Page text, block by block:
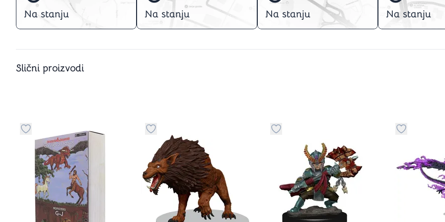
Na stanju Na stanju Na stanju Na stanju
Slični proizvodi
Dugme za dodavanje stvari u kategoriju omiljenoDugme za dodavanje stvari u kategoriju omiljenoDugme za dodavanje stvari u kategoriju omiljeno
Dugme za